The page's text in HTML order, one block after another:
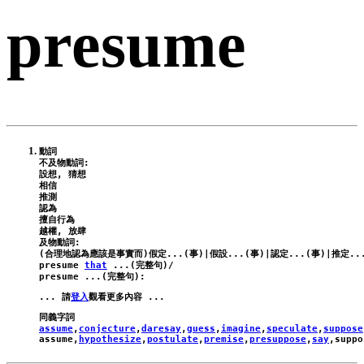
presume
動詞
不及物動詞:
設想, 猜想
相信
推測
認為
擅自行為
越權, 放肆
及物動詞:
presume that ...(完整句)/
presume ...(完整句):
... 請登入
assume, conjecture,daresay,guess ,imagine, speculate, suppose
assume, hypothesize,postulate,premise,presuppose, say,